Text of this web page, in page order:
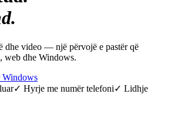
dhe video — një përvojë e pastër që
web dhe Windows.
Windows
✓ Hyrje me numër telefoni✓ Lidhje